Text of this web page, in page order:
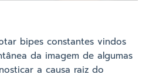
bipes constantes vindos
da imagem de algumas
a causa raiz do